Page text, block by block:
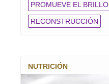
PROMUEVE EL BRILLO
RECONSTRUCCIÓN
NUTRICIÓN